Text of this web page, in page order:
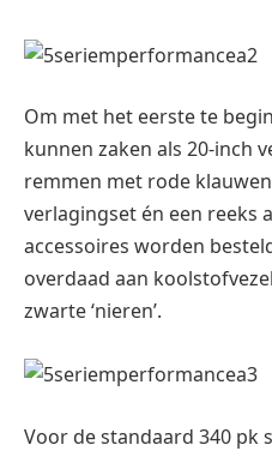
Om met het eerste te
kunnen zaken als 20-inch
remmen met rode
verlagingset én een reeks
accessoires worden
overdaad aan
zwarte ‘nieren’.
Voor de standaard 340 pk